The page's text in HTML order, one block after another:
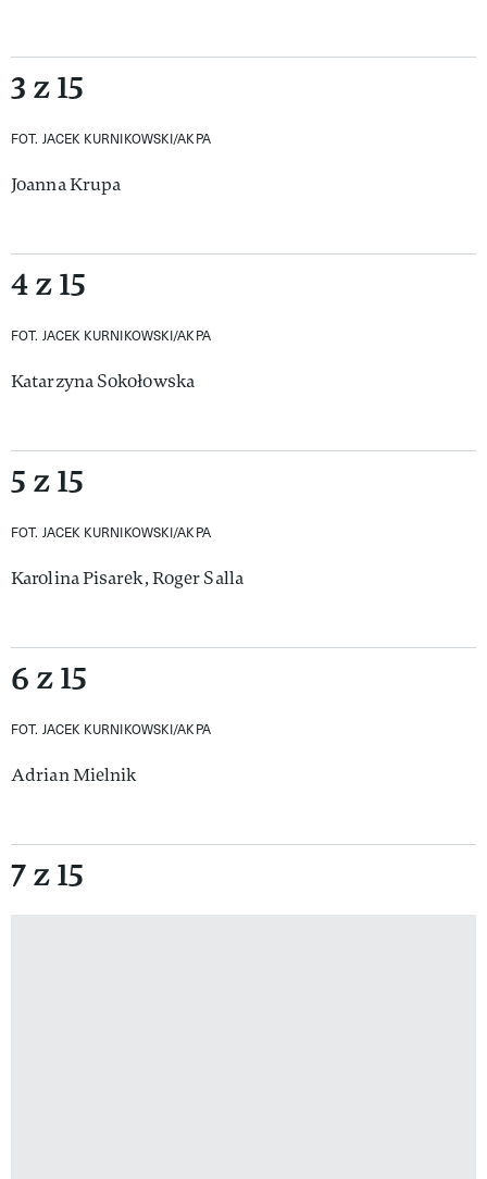
3 z 15
FOT. JACEK KURNIKOWSKI/AKPA
Joanna Krupa
4 z 15
FOT. JACEK KURNIKOWSKI/AKPA
Katarzyna Sokołowska
5 z 15
FOT. JACEK KURNIKOWSKI/AKPA
Karolina Pisarek, Roger Salla
6 z 15
FOT. JACEK KURNIKOWSKI/AKPA
Adrian Mielnik
7 z 15